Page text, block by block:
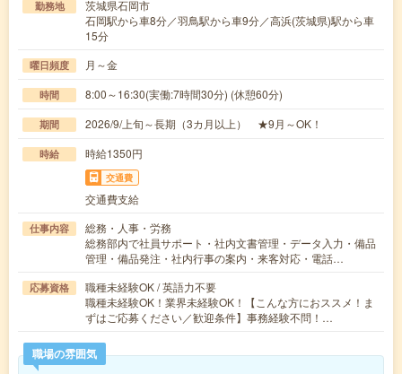
勤務地
茨城県石岡市
石岡駅から車8分／羽鳥駅から車9分／高浜(茨城県)駅から車
15分
曜日頻度 月～金
時間 8:00～16:30(実働:7時間30分) (休憩60分)
期間 2026/9/上旬～長期（3カ月以上） ★9月～OK！
時給 時給1350円
交通費
交通費支給
仕事内容
総務・人事・労務
総務部内で社員サポート・社内文書管理・データ入力・備品
管理・備品発注・社内行事の案内・来客対応・電話…
応募資格
職種未経験OK / 英語力不要
職種未経験OK！業界未経験OK！【こんな方におススメ！ま
ずはご応募ください／歓迎条件】事務経験不問！…
職場の雰囲気